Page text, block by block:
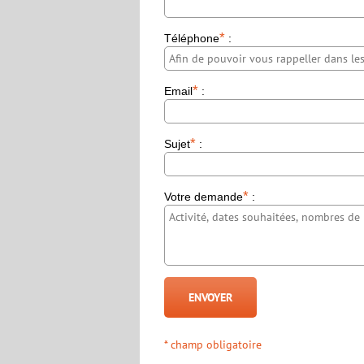
Téléphone* :
Email* :
Sujet* :
Votre demande* :
* champ obligatoire